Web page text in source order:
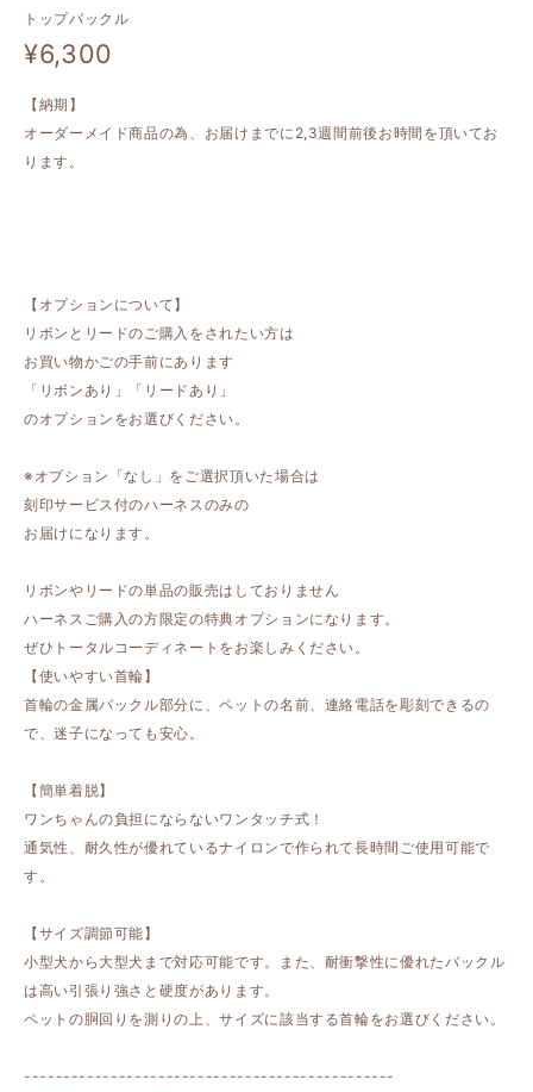
トップバックル
¥6,300
【納期】
オーダーメイド商品の為、お届けまでに2,3週間前後お時間を頂いてお
ります。
【オプションについて】
リボンとリードのご購入をされたい方は
お買い物かごの手前にあります
「リボンあり」「リードあり」
のオプションをお選びください。
※オプション「なし」をご選択頂いた場合は
刻印サービス付のハーネスのみの
お届けになります。
リボンやリードの単品の販売はしておりません
ハーネスご購入の方限定の特典オプションになります。
ぜひトータルコーディネートをお楽しみください。
【使いやすい首輪】
首輪の金属バックル部分に、ペットの名前、連絡電話を彫刻できるの
で、迷子になっても安心。
【簡単着脱】
ワンちゃんの負担にならないワンタッチ式！
通気性、耐久性が優れているナイロンで作られて長時間ご使用可能で
す。
【サイズ調節可能】
小型犬から大型犬まで対応可能です。また、耐衝撃性に優れたバックル
は高い引張り強さと硬度があります。
ペットの胴回りを測りの上、サイズに該当する首輪をお選びください。
-----------------------------------------------